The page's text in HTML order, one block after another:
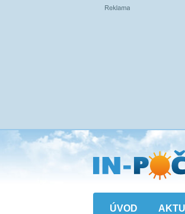
Přejít
na
hlavní
obsah
ÚVOD